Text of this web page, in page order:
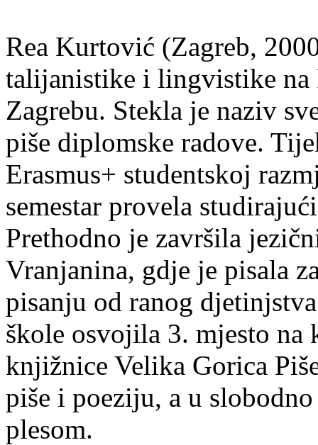
Rea Kurtović (Zagreb,
talijanistike i lingvistike
Zagrebu. Stekla je naziv
piše diplomske radove.
Erasmus+ studentskoj
semestar provela
Prethodno je završila
Vranjanina, gdje je pisala
pisanju od ranog
škole osvojila 3. mjesto na
knjižnice Velika Gorica
piše i poeziju, a u
plesom.